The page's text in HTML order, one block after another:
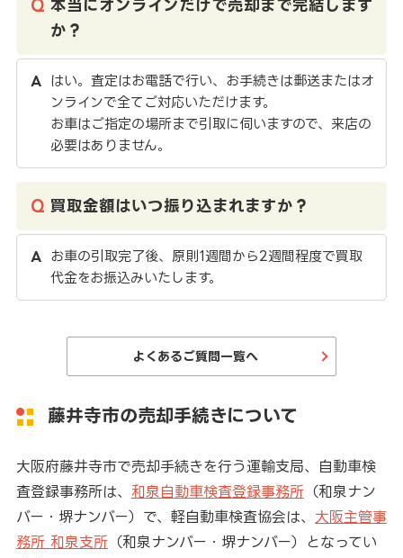
本当にオンラインだけで売却まで完結します
か？
はい。査定はお電話で行い、お手続きは郵送またはオ
ンラインで全てご対応いただけます。
お車はご指定の場所まで引取に伺いますので、来店の
必要はありません。
買取金額はいつ振り込まれますか？
お車の引取完了後、原則1週間から2週間程度で買取
代金をお振込みいたします。
よくあるご質問一覧へ
藤井寺市の売却手続きについて
大阪府藤井寺市で売却手続きを行う運輸支局、自動車検
査登録事務所は、 和泉自動車検査登録事務所（和泉ナン
バー・堺ナンバー）で、軽自動車検査協会は、 大阪主管事
務所 和泉支所（和泉ナンバー・堺ナンバー）となってい